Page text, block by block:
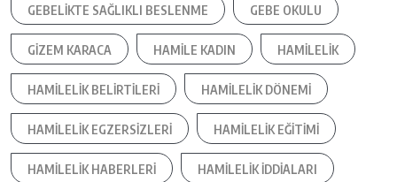
GEBELIKTE SAĞLIKLI BESLENME GEBE OKULU
GIZEM KARACA HAMILE KADIN HAMILELIK
HAMILELIK BELIRTILERI HAMILELIK DÖNEMI
HAMILELIK EGZERSIZLERI HAMILELIK EĞITIMI
HAMILELIK HABERLERI HAMILELIK IDDIALARI